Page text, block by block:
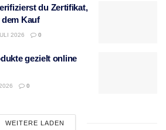
du Zertifikat,
Kauf
2026 0
gezielt online
0
WEITERE LADEN